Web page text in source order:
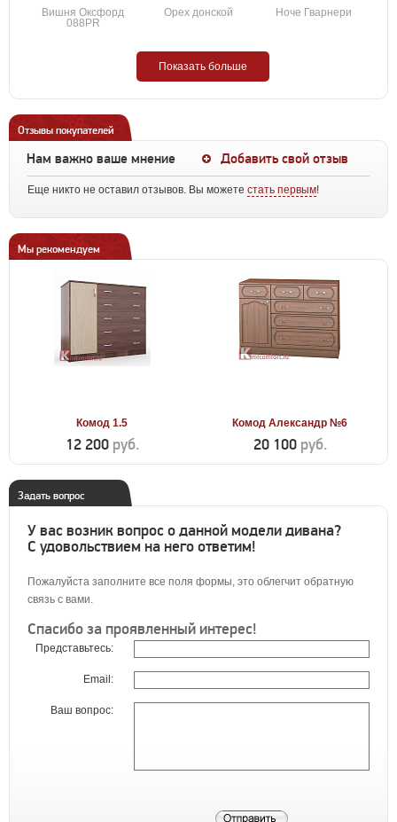
Вишня Оксфорд
088PR
Орех донской Ноче Гварнери
Показать больше
Отзывы покупателей
Нам важно ваше мнение Добавить свой отзыв
Еще никто не оставил отзывов. Вы можете стать первым!
Мы рекомендуем
Комод 1.5
12 200 руб.
Комод Александр №6
20 100 руб.
Задать вопрос
У вас возник вопрос о данной модели дивана?
С удовольствием на него ответим!
Пожалуйста заполните все поля формы, это облегчит обратную
связь с вами.
Спасибо за проявленный интерес!
Представьтесь:
Email:
Ваш вопрос: